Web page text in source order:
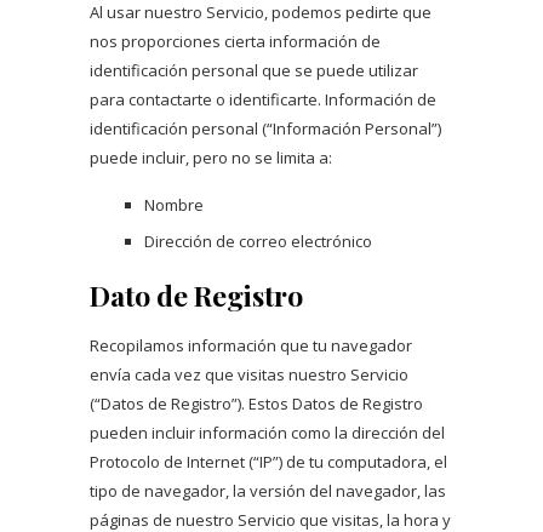
Al usar nuestro Servicio, podemos pedirte que
nos proporciones cierta información de
identificación personal que se puede utilizar
para contactarte o identificarte. Información de
identificación personal (“Información Personal”)
puede incluir, pero no se limita a:
Nombre
Dirección de correo electrónico
Dato de Registro
Recopilamos información que tu navegador
envía cada vez que visitas nuestro Servicio
(“Datos de Registro”). Estos Datos de Registro
pueden incluir información como la dirección del
Protocolo de Internet (“IP”) de tu computadora, el
tipo de navegador, la versión del navegador, las
páginas de nuestro Servicio que visitas, la hora y